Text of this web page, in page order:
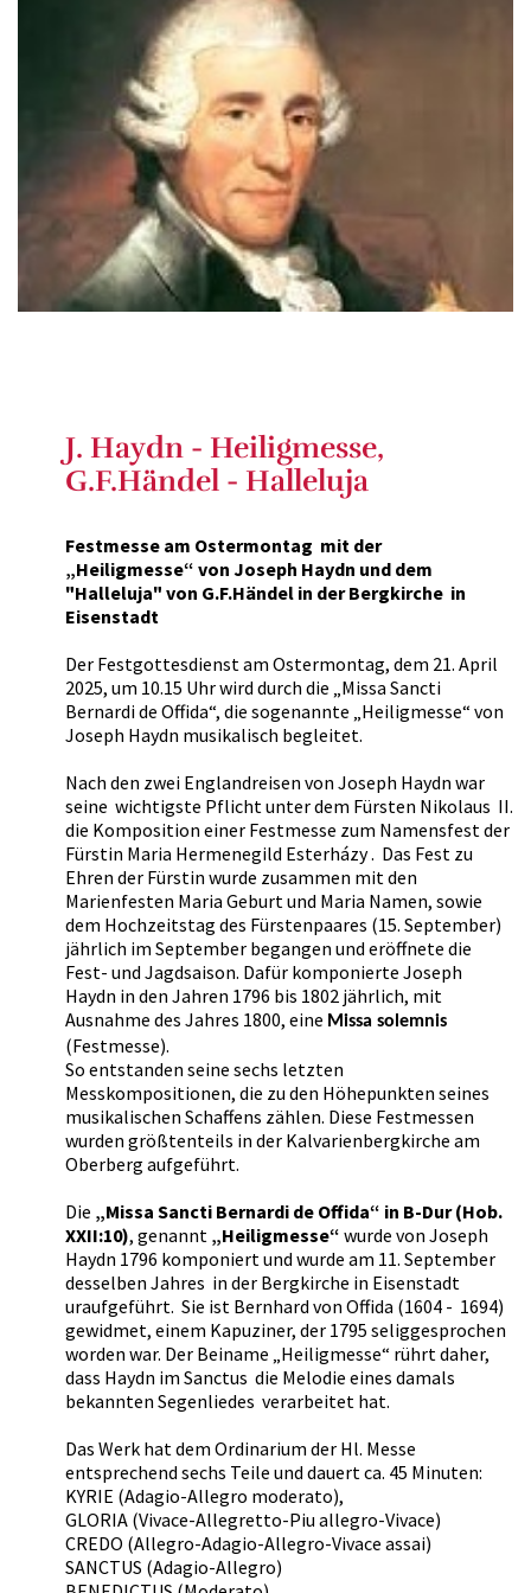
J. Haydn - Heiligmesse,
G.F.Händel - Halleluja
Festmesse am Ostermontag mit der
„Heiligmesse“ von Joseph Haydn und dem
"Halleluja" von G.F.Händel in der Bergkirche in
Eisenstadt
Der Festgottesdienst am Ostermontag, dem 21. April
2025, um 10.15 Uhr wird durch die „Missa Sancti
Bernardi de Offida“, die sogenannte „Heiligmesse“ von
Joseph Haydn musikalisch begleitet.
Nach den zwei Englandreisen von Joseph Haydn war
seine wichtigste Pflicht unter dem Fürsten Nikolaus II.
die Komposition einer Festmesse zum Namensfest der
Fürstin Maria Hermenegild Esterházy . Das Fest zu
Ehren der Fürstin wurde zusammen mit den
Marienfesten Maria Geburt und Maria Namen, sowie
dem Hochzeitstag des Fürstenpaares (15. September)
jährlich im September begangen und eröffnete die
Fest- und Jagdsaison. Dafür komponierte Joseph
Haydn in den Jahren 1796 bis 1802 jährlich, mit
Ausnahme des Jahres 1800, eine Missa solemnis
(Festmesse).
So entstanden seine sechs letzten
Messkompositionen, die zu den Höhepunkten seines
musikalischen Schaffens zählen. Diese Festmessen
wurden größtenteils in der Kalvarienbergkirche am
Oberberg aufgeführt.
Die „Missa Sancti Bernardi de Offida“ in B-Dur (Hob.
XXII:10), genannt „Heiligmesse“ wurde von Joseph
Haydn 1796 komponiert und wurde am 11. September
desselben Jahres in der Bergkirche in Eisenstadt
uraufgeführt. Sie ist Bernhard von Offida (1604 - 1694)
gewidmet, einem Kapuziner, der 1795 seliggesprochen
worden war. Der Beiname „Heiligmesse“ rührt daher,
dass Haydn im Sanctus die Melodie eines damals
bekannten Segenliedes verarbeitet hat.
Das Werk hat dem Ordinarium der Hl. Messe
entsprechend sechs Teile und dauert ca. 45 Minuten:
KYRIE (Adagio-Allegro moderato),
GLORIA (Vivace-Allegretto-Piu allegro-Vivace)
CREDO (Allegro-Adagio-Allegro-Vivace assai)
SANCTUS (Adagio-Allegro)